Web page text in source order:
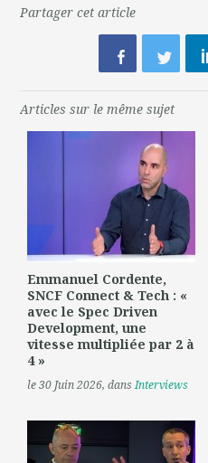
Partager cet article
Articles sur le même sujet
Emmanuel Cordente,
SNCF Connect & Tech : «
avec le Spec Driven
Development, une
vitesse multipliée par 2 à
4 »
le 30 Juin 2026, dansInterviews